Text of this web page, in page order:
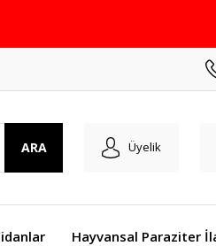
ARA Üyelik
Hayvansal Paraziter